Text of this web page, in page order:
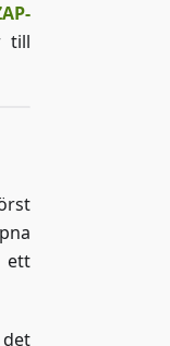
till
ett
det